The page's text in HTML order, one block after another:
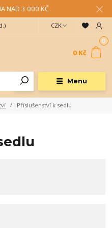
NAD 3 000 KČ
Menu
CZK
0
0 Kč
Příslušenství k sedlu